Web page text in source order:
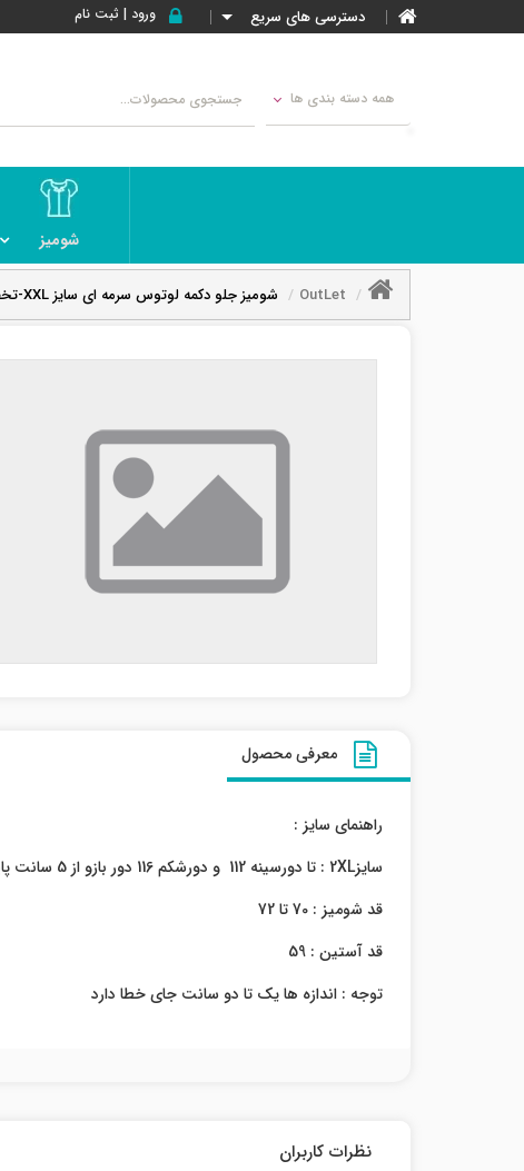
دسترسی های سریع ورود | ثبت نام
همه دسته بندی ها
شومیز
OutLet شومیز جلو دکمه لوتوس سرمه ای سایز XXL-تخفیفی
معرفی محصول
راهنمای سایز :
سایز2XL : تا دورسینه 112 و دورشکم 116 دور بازو از 5 سانت پایینتر از زیر بغل 42
قد شومیز : 70 تا 72
قد آستین : 59
توجه : اندازه ها یک تا دو سانت جای خطا دارد
نظرات کاربران